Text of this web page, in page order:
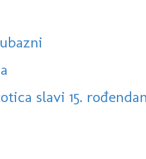
slavi 15.